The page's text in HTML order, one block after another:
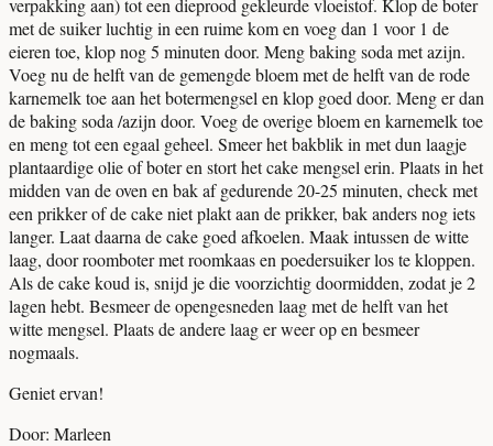
met de suiker luchtig in een ruime kom en voeg dan 1 voor 1 de
eieren toe, klop nog 5 minuten door. Meng baking soda met azijn.
Voeg nu de helft van de gemengde bloem met de helft van de rode
karnemelk toe aan het botermengsel en klop goed door. Meng er dan
de baking soda /azijn door. Voeg de overige bloem en karnemelk toe
en meng tot een egaal geheel. Smeer het bakblik in met dun laagje
plantaardige olie of boter en stort het cake mengsel erin. Plaats in het
midden van de oven en bak af gedurende 20-25 minuten, check met
een prikker of de cake niet plakt aan de prikker, bak anders nog iets
langer. Laat daarna de cake goed afkoelen. Maak intussen de witte
laag, door roomboter met roomkaas en poedersuiker los te kloppen.
Als de cake koud is, snijd je die voorzichtig doormidden, zodat je 2
lagen hebt. Besmeer de opengesneden laag met de helft van het
witte mengsel. Plaats de andere laag er weer op en besmeer
nogmaals.
Geniet ervan!
Door: Marleen